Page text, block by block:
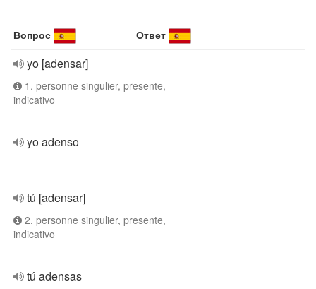
Вопрос Ответ
yo [adensar]
1. personne singulier, presente,
indicativo
yo adenso
tú [adensar]
2. personne singulier, presente,
indicativo
tú adensas